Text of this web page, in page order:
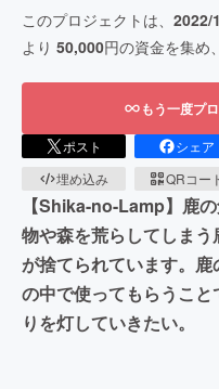
このプロジェクトは、 2022/
より 50,000円の資金を集め、
もう一度プ
ポスト シェア
埋め込み
QRコー
【Shika-no-Lamp】鹿
物や森を荒らしてしま
が捨てられています。
の中で使ってもらうこ
りを灯していきたい。